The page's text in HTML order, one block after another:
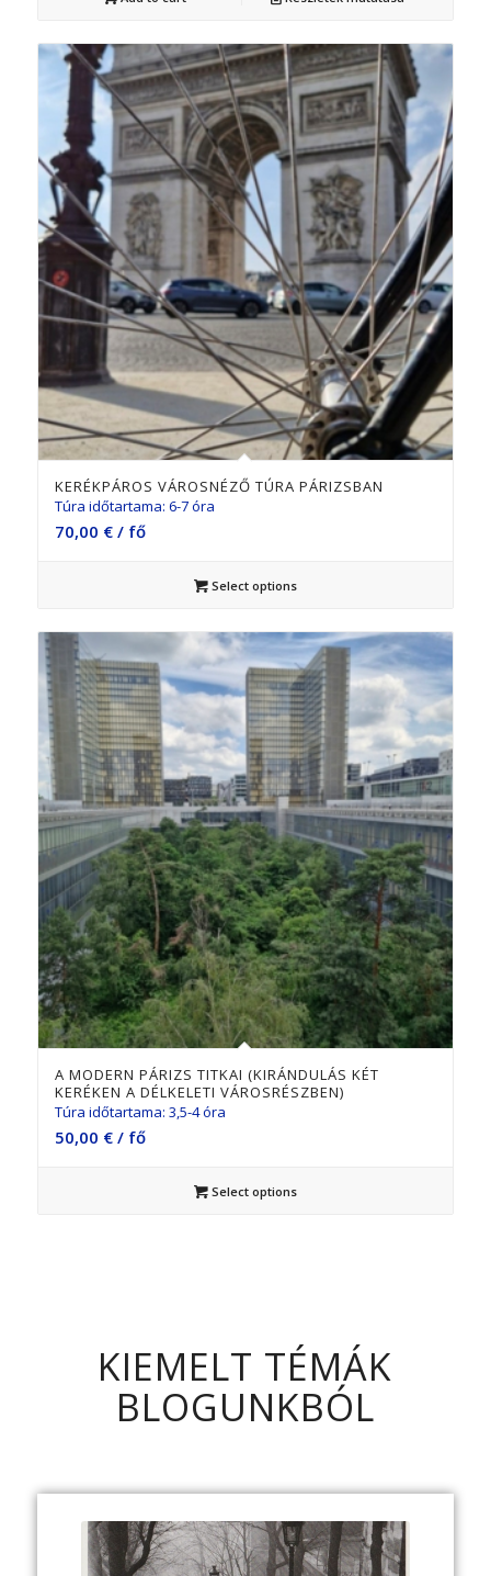
5.00
KERÉKPÁROS VÁROSNÉZŐ TÚRA PÁRIZSBAN
Túra időtartama: 6-7 óra
70,00 €/ fő
Select options
A MODERN PÁRIZS TITKAI (KIRÁNDULÁS KÉT
KERÉKEN A DÉLKELETI VÁROSRÉSZBEN)
Túra időtartama: 3,5-4 óra
50,00 €/ fő
Select options
KIEMELT TÉMÁK
BLOGUNKBÓL